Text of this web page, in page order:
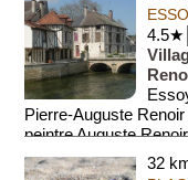
o...
Pierre-Auguste
peintre Auguste
32